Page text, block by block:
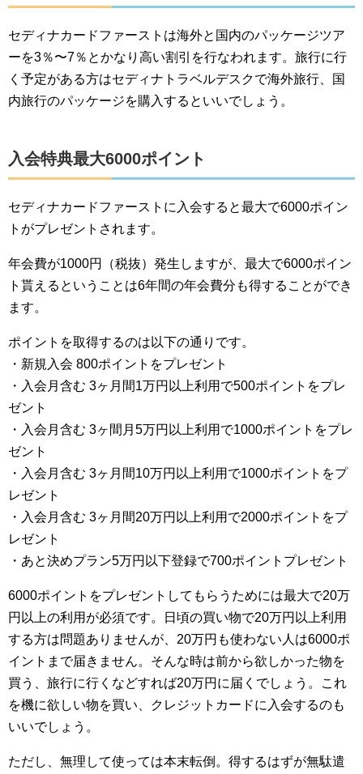
セディナカードファーストは海外と国内のパッケージツア
ーを3％〜7％とかなり高い割引を行なわれます。旅行に行
く予定がある方はセディナトラベルデスクで海外旅行、国
内旅行のパッケージを購入するといいでしょう。
入会特典最大6000ポイント
セディナカードファーストに入会すると最大で6000ポイン
トがプレゼントされます。
年会費が1000円（税抜）発生しますが、最大で6000ポイン
ト貰えるということは6年間の年会費分も得することができ
ます。
ポイントを取得するのは以下の通りです。
・新規入会 800ポイントをプレゼント
・入会月含む 3ヶ月間1万円以上利用で500ポイントをプレ
ゼント
・入会月含む 3ヶ間月5万円以上利用で1000ポイントをプレ
ゼント
・入会月含む 3ヶ月間10万円以上利用で1000ポイントをプ
レゼント
・入会月含む 3ヶ月間20万円以上利用で2000ポイントをプ
レゼント
・あと決めプラン5万円以下登録で700ポイントプレゼント
6000ポイントをプレゼントしてもらうためには最大で20万
円以上の利用が必須です。日頃の買い物で20万円以上利用
する方は問題ありませんが、20万円も使わない人は6000ポ
イントまで届きません。そんな時は前から欲しかった物を
買う、旅行に行くなどすれば20万円に届くでしょう。これ
を機に欲しい物を買い、クレジットカードに入会するのも
いいでしょう。
ただし、無理して使っては本末転倒。得するはずが無駄遣